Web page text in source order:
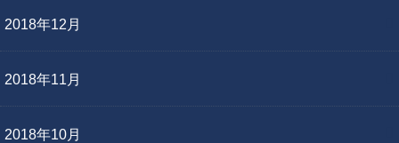
2018年12月
2018年11月
2018年10月